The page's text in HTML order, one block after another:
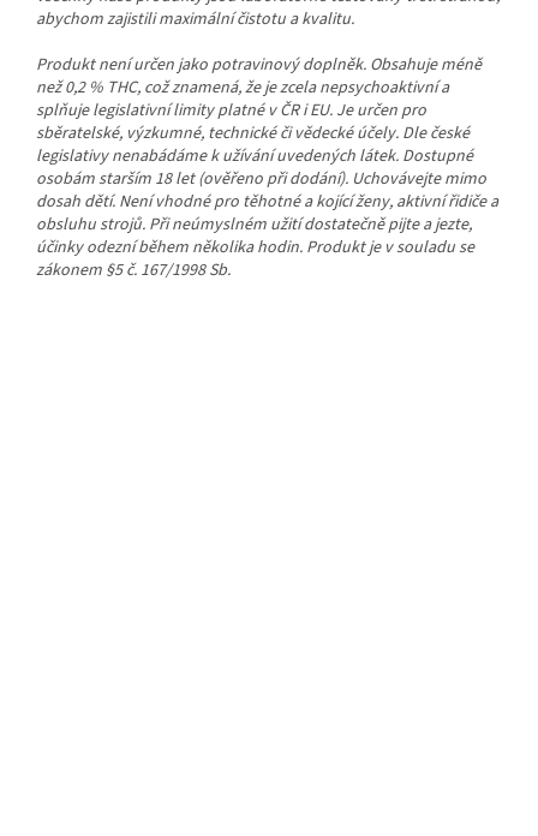
abychom zajistili maximální čistotu a kvalitu.
Produkt není určen jako potravinový doplněk. Obsahuje méně
než 0,2 % THC, což znamená, že je zcela nepsychoaktivní a
splňuje legislativní limity platné v ČR i EU. Je určen pro
sběratelské, výzkumné, technické či vědecké účely. Dle české
legislativy nenabádáme k užívání uvedených látek. Dostupné
osobám starším 18 let (ověřeno při dodání). Uchovávejte mimo
dosah dětí. Není vhodné pro těhotné a kojící ženy, aktivní řidiče a
obsluhu strojů. Při neúmyslném užití dostatečně pijte a jezte,
účinky odezní během několika hodin. Produkt je v souladu se
zákonem §5 č. 167/1998 Sb.